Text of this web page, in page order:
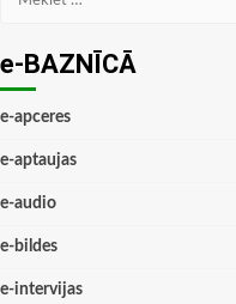
e-BAZNĪCĀ
e-apceres
e-aptaujas
e-audio
e-bildes
e-intervijas